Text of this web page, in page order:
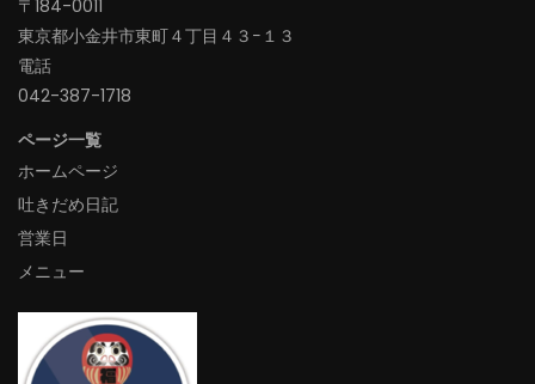
〒184-0011
東京都小金井市東町４丁目４３−１３
電話
042-387-1718‬
ページ一覧
ホームページ
吐きだめ日記
営業日
メニュー